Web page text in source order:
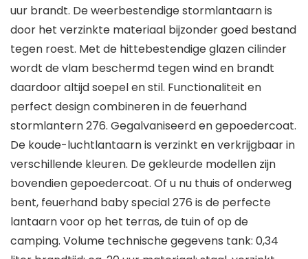
uur brandt. De weerbestendige stormlantaarn is
door het verzinkte materiaal bijzonder goed bestand
tegen roest. Met de hittebestendige glazen cilinder
wordt de vlam beschermd tegen wind en brandt
daardoor altijd soepel en stil. Functionaliteit en
perfect design combineren in de feuerhand
stormlantern 276. Gegalvaniseerd en gepoedercoat.
De koude-luchtlantaarn is verzinkt en verkrijgbaar in
verschillende kleuren. De gekleurde modellen zijn
bovendien gepoedercoat. Of u nu thuis of onderweg
bent, feuerhand baby special 276 is de perfecte
lantaarn voor op het terras, de tuin of op de
camping. Volume technische gegevens tank: 0,34